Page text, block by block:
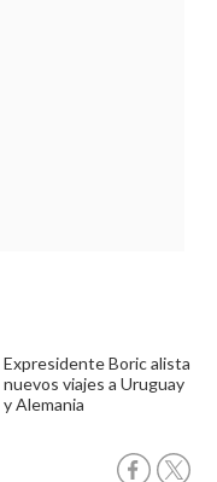
Expresidente Boric alista
nuevos viajes a Uruguay
y Alemania